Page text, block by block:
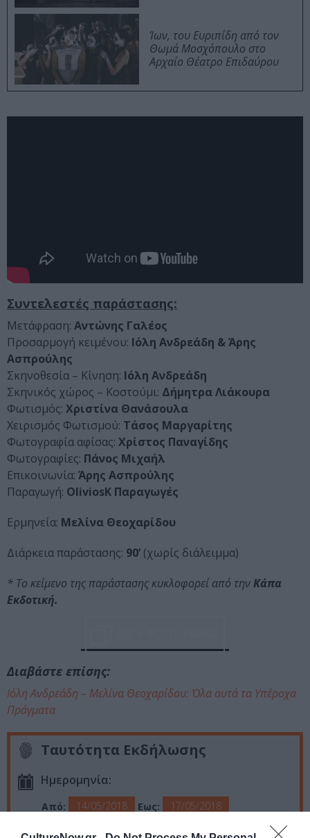
Ίων, του Ευριπίδη από τον
Θωμά Μοσχόπουλο στο
Αρχαίο Θέατρο Επιδαύρου
Συντελεστές παράστασης:
Μετάφραση: Αντώνης Γαλέος
Προσαρμογή κειμένου: Ιόλη Ανδρεάδη & Άρης
Ασπρούλης
Σκηνοθεσία – Κίνηση: Ιόλη Ανδρεάδη
Σκηνικός χώρος – Κοστούμι: Δήμητρα Λιάκουρα
Φωτισμός: Χριστίνα Θανάσουλα
Χειρισμός Φωτισμού: Τάσος Μαργαρίτης
Φωτογραφία αφίσας: Χρίστος Παναγίδης
Φωτογραφίες: Πάνος Μιχαήλ
Επικοινωνία: Άρης Ασπρούλης
Παραγωγή: OliviosK Παραγωγές
Ερμηνεία: Μελίνα Θεοχαρίδου
Διάρκεια παράστασης: 90’ (χωρίς διάλειμμα)
* Το κείμενο της παράστασης κυκλοφορεί από τηνΚάπα
Εκδοτική.
Διαβάστε επίσης:
Ιόλη Ανδρεάδη – Μελίνα Θεοχαρίδου: Όλα αυτά τα Υπέροχα
Πράγματα
Ταυτότητα Εκδήλωσης
Ημερομηνία:
Από: 14/05/2018 Εως:
17/05/2018